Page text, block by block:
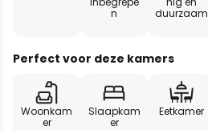
n
duurzaam
Perfect voor deze kamers
Woonkam
er
Slaapkam
er
Eetkamer